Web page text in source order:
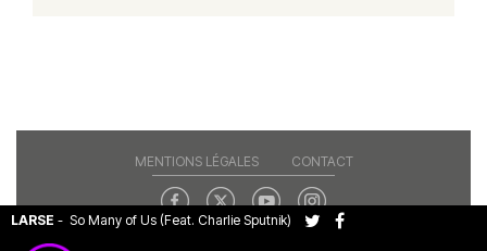
LARSE - So Many of Us (Feat. Charlie Sputnik)
MENTIONS LÉGALES CONTACT